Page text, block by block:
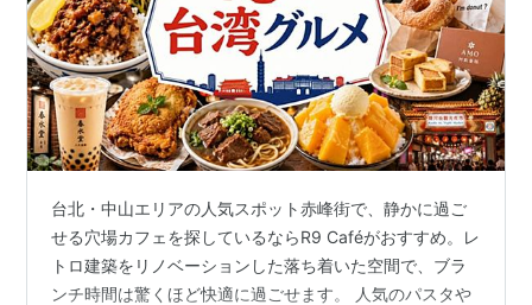
台北・中山エリアの人気スポット赤峰街で、静かに過ご
せる穴場カフェを探しているならR9 Caféがおすすめ。レ
トロ建築をリノベーションした落ち着いた空間で、ブラ
ンチ時間は驚くほど快適に過ごせます。 人気のパスタや